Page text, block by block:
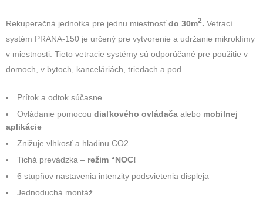
Rekuperačná jednotka pre jednu miestnosťdo 30m2. Vetrací
systém PRANA-150 je určený pre vytvorenie a udržanie mikroklímy
v miestnosti. Tieto vetracie systémy sú odporúčané pre použitie v
domoch, v bytoch, kanceláriách, triedach a pod.
Prítok a odtok súčasne
Ovládanie pomocou diaľkového ovládača alebo mobilnej
aplikácie
Znižuje vlhkosť a hladinu CO2
Tichá prevádzka – režim “NOC!
6 stupňov nastavenia intenzity podsvietenia displeja
Jednoduchá montáž